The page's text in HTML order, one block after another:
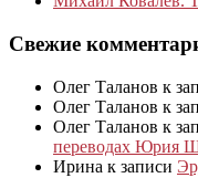
Свежие
Олег Таланов к
Олег Таланов к
Олег Таланов к
переводах Юрия
Ирина к записи